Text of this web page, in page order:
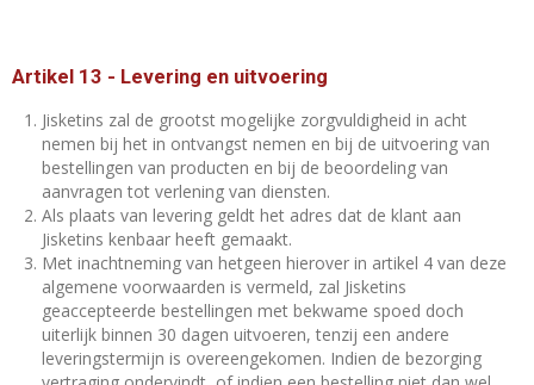
Artikel 13 - Levering en uitvoering
Jisketins zal de grootst mogelijke zorgvuldigheid in acht
nemen bij het in ontvangst nemen en bij de uitvoering van
bestellingen van producten en bij de beoordeling van
aanvragen tot verlening van diensten.
Als plaats van levering geldt het adres dat de klant aan
Jisketins kenbaar heeft gemaakt.
Met inachtneming van hetgeen hierover in artikel 4 van deze
algemene voorwaarden is vermeld, zal Jisketins
geaccepteerde bestellingen met bekwame spoed doch
uiterlijk binnen 30 dagen uitvoeren, tenzij een andere
leveringstermijn is overeengekomen. Indien de bezorging